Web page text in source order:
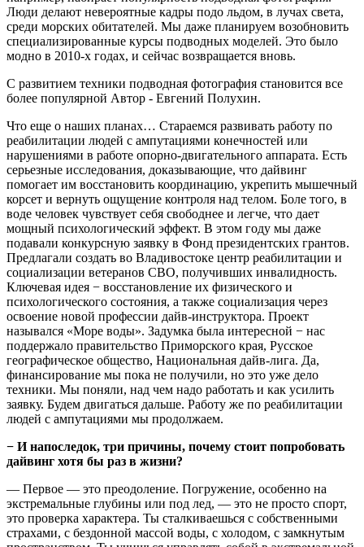
Люди делают невероятные кадры подо льдом, в лучах света,
среди морских обитателей. Мы даже планируем возобновить
специализированные курсы подводных моделей. Это было
модно в 2010-х годах, и сейчас возвращается вновь.
С развитием техники подводная фотография становится все
более популярной Автор - Евгений Полухин.
Что еще о наших планах… Стараемся развивать работу по
реабилитации людей с ампутациями конечностей или
нарушениями в работе опорно-двигательного аппарата. Есть
серьезные исследования, доказывающие, что дайвинг
помогает им восстановить координацию, укрепить мышечный
корсет и вернуть ощущение контроля над телом. Боле того, в
воде человек чувствует себя свободнее и легче, что дает
мощный психологический эффект. В этом году мы даже
подавали конкурсную заявку в Фонд президентских грантов.
Предлагали создать во Владивостоке центр реабилитации и
социализации ветеранов СВО, получивших инвалидность.
Ключевая идея − восстановление их физического и
психологического состояния, а также социализация через
освоение новой профессии дайв-инструктора. Проект
назывался «Море воды». Задумка была интересной − нас
поддержало правительство Приморского края, Русское
географическое общество, Национальная дайв-лига. Да,
финансирование мы пока не получили, но это уже дело
техники. Мы поняли, над чем надо работать и как усилить
заявку. Будем двигаться дальше. Работу же по реабилитации
людей с ампутациями мы продолжаем.
− И напоследок, три причины, почему стоит попробовать
дайвинг хотя бы раз в жизни?
— Первое — это преодоление. Погружение, особенно на
экстремальные глубины или под лед, — это не просто спорт,
это проверка характера. Ты сталкиваешься с собственными
страхами, с бездонной массой воды, с холодом, с замкнутым